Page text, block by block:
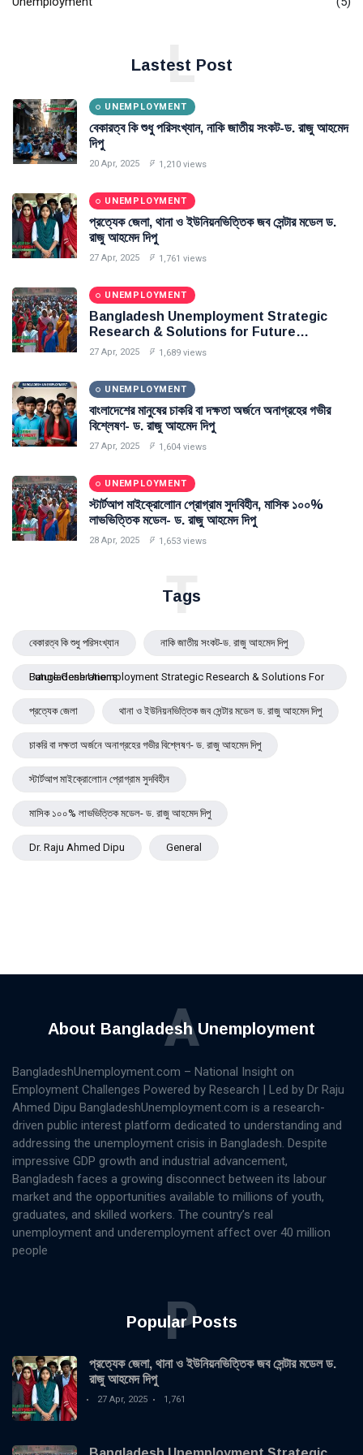
Dr. Raju Ahmed Dipu
General
Lastest Post
L
UNEMPLOYMENT
বেকারত্ব কি শুধু পরিসংখ্যান, নাকি জাতীয় সংকট-ড. রাজু আহমেদ
দিপু
20 Apr, 2025 1,210 views
UNEMPLOYMENT
প্রত্যেক জেলা, থানা ও ইউনিয়নভিত্তিক জব সেন্টার মডেল ড.
রাজু আহমেদ দিপু
27 Apr, 2025 1,761 views
UNEMPLOYMENT
Bangladesh Unemployment Strategic
Research & Solutions for Future
Generations- Dr. Raju Ahmed Dipu
27 Apr, 2025 1,689 views
UNEMPLOYMENT
বাংলাদেশের মানুষের চাকরি বা দক্ষতা অর্জনে অনাগ্রহের গভীর
বিশ্লেষণ- ড. রাজু আহমেদ দিপু
27 Apr, 2025 1,604 views
UNEMPLOYMENT
স্টার্টআপ মাইক্রোলোান প্রোগ্রাম সুদবিহীন, মাসিক ১০০%
লাভভিত্তিক মডেল- ড. রাজু আহমেদ দিপু
28 Apr, 2025 1,653 views
Tags
T
বেকারত্ব কি শুধু পরিসংখ্যান নাকি জাতীয় সংকট-ড. রাজু আহমেদ দিপু
Bangladesh Unemployment Strategic Research & Solutions For Future Generations
প্রত্যেক জেলা থানা ও ইউনিয়নভিত্তিক জব সেন্টার মডেল ড. রাজু আহমেদ দিপু
চাকরি বা দক্ষতা অর্জনে অনাগ্রহের গভীর বিশ্লেষণ- ড. রাজু আহমেদ দিপু
স্টার্টআপ মাইক্রোলোান প্রোগ্রাম সুদবিহীন
মাসিক ১০০% লাভভিত্তিক মডেল- ড. রাজু আহমেদ দিপু
Dr. Raju Ahmed Dipu General
About Bangladesh Unemployment
A
BangladeshUnemployment.com – National Insight on
Employment Challenges Powered by Research | Led by Dr Raju
Ahmed Dipu BangladeshUnemployment.com is a research-
driven public interest platform dedicated to understanding and
addressing the unemployment crisis in Bangladesh. Despite
impressive GDP growth and industrial advancement,
Bangladesh faces a growing disconnect between its labour
market and the opportunities available to millions of youth,
graduates, and skilled workers. The country’s real
unemployment and underemployment affect over 40 million
people
Popular Posts
P
প্রত্যেক জেলা, থানা ও ইউনিয়নভিত্তিক জব সেন্টার মডেল ড.
রাজু আহমেদ দিপু
27 Apr, 2025 1,761